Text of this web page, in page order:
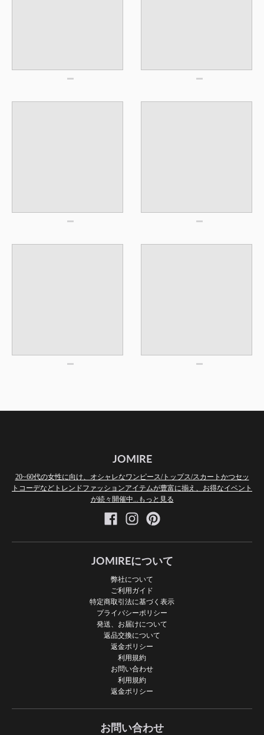
JOMIRE
20~60代の女性に向け、オシャレなワンピース/トップス/スカートかつセッ
トコーデなどトレンドファッションアイテムが豊富に揃え、お得なイベント
が続々開催中...もっと見る
JOMIREについて
弊社について
ご利用ガイド
特定商取引法に基づく表示
プライバシーポリシー
発送、お届けについて
返品交換について
返金ポリシー
利用規約
お問い合わせ
利用規約
返金ポリシー
お問い合わせ